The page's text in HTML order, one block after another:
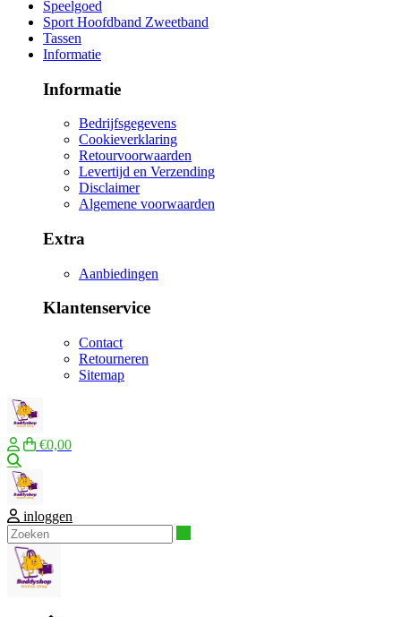
Speelgoed
Sport Hoofdband Zweetband
Tassen
Informatie
Informatie
Bedrijfsgegevens
Cookieverklaring
Retourvoorwaarden
Levertijd en Verzending
Disclaimer
Algemene voorwaarden
Extra
Aanbiedingen
Klantenservice
Contact
Retourneren
Sitemap
€0,00
inloggen